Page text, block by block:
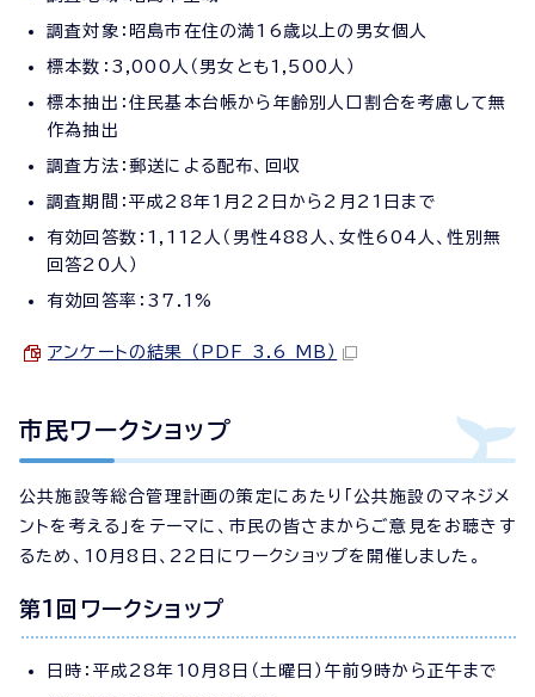
調査対象：昭島市在住の満16歳以上の男女個人
標本数：3,000人（男女とも1,500人）
標本抽出：住民基本台帳から年齢別人口割合を考慮して無
作為抽出
調査方法：郵送による配布、回収
調査期間：平成28年1月22日から2月21日まで
有効回答数：1,112人（男性488人、女性604人、性別無
回答20人）
有効回答率：37.1%
アンケートの結果 （PDF 3.6 MB）
市民ワークショップ
公共施設等総合管理計画の策定にあたり「公共施設のマネジメ
ントを考える」をテーマに、市民の皆さまからご意見をお聴きす
るため、10月8日、22日にワークショップを開催しました。
第1回ワークショップ
日時：平成28年10月8日（土曜日）午前9時から正午まで